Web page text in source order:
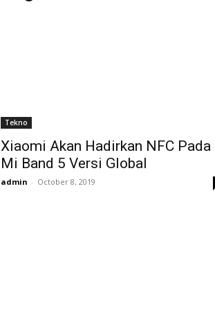
Tekno
Xiaomi Akan Hadirkan NFC Pada
Mi Band 5 Versi Global
admin - October 8, 2019